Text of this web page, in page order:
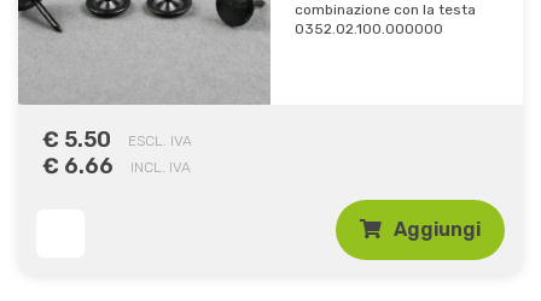
combinazione con la testa
0352.02.100.000000
€ 5.50 ESCL. IVA
€ 6.66 INCL. IVA
Aggiungi